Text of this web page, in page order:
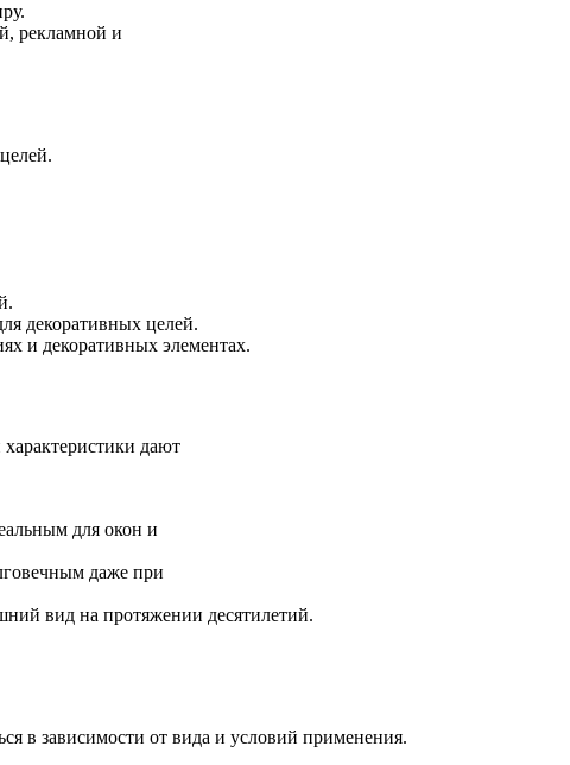
рекламной и
декоративных целей.
и декоративных элементах.
дают
для окон и
даже при
вид на протяжении десятилетий.
в зависимости от вида и условий применения.